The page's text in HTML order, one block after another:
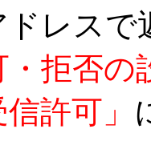
ドレス
・拒否の
信許可」